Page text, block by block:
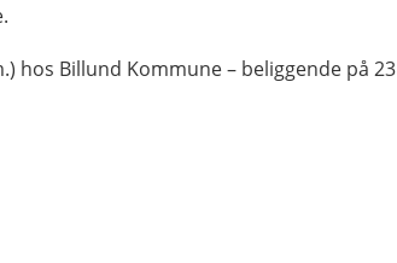
hos Billund Kommune – beliggende på 23